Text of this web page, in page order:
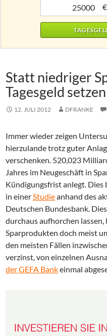
€
Statt niedriger
Tagesgeld setzen
12. JULI 2012 DFRANKE
Immer wieder zeigen
hierzulande trotz guter
verschenken. 520,023
Jahres im Neugeschäft in
Kündigungsfrist anlegt. Dies
in einer Studieanhand des
Deutschen Bundesbank.
durchaus aufhorchen lassen,
Sparprodukten doch meist
den meisten Fällen
verzinst, von einzelnen
der GEFA Bankeinmal